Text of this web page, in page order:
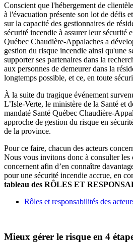
Conscient que l'hébergement de
à l'évacuation présente son lot de défis
sur la capacité des gestionnaires de
sécurité incendie à assurer leur sécurité
Québec Chaudière-Appalaches a
gestion du risque incendie ainsi qu'une
supporter ses partenaires dans la
aux personnes de demeurer dans la
longtemps possible, et ce, en toute
À la suite du tragique événement
L’Isle-Verte, le ministère de la Santé et
mandaté Santé Québec Chaudière-
approche de gestion du risque en
de la province.
Pour ce faire, chacun des acteurs
Nous vous invitons donc à consulter les
concernent afin d’en connaître
pour une sécurité incendie accrue, en
tableau des RÔLES ET
Rôles et responsabilités des
Mieux gérer le risque en 4